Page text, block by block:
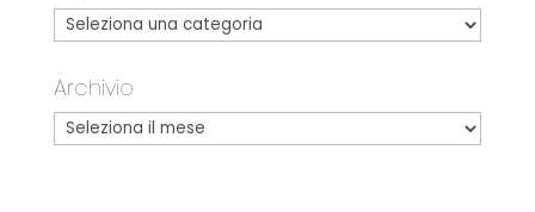
Archivio